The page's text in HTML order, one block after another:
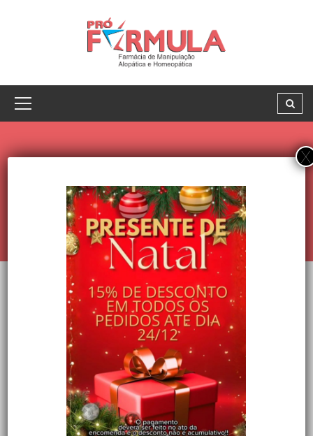
PRODUCT SHORTCODE
PRODUCT SHORTCODE
No item found